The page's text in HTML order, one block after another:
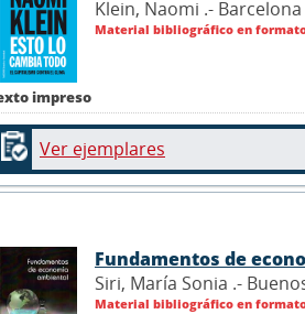
impreso
Klein, Naomi .-
Material bibliográfico en
Ver ejemplares
Fundamentos de
Siri, María Sonia .-
Material bibliográfico en